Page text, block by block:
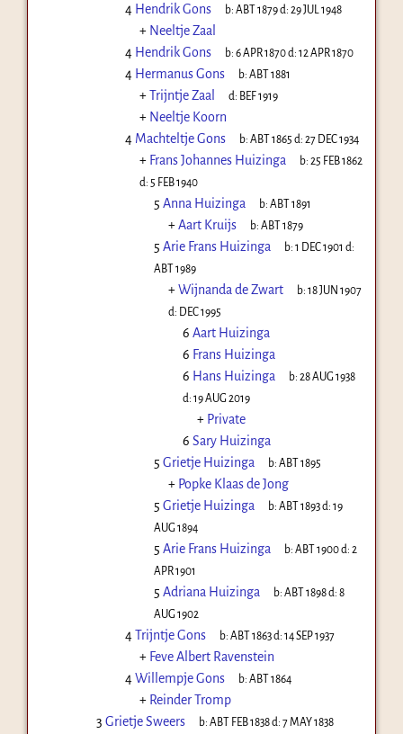
4 Hendrik Gons b:ABT 1879d:29 JUL 1948
+ Neeltje Zaal
4 Hendrik Gons b:6 APR 1870d:12 APR 1870
4 Hermanus Gons b:ABT 1881
+Trijntje Zaal d: BEF 1919
+ Neeltje Koorn
4 Machteltje Gons b:ABT 1865 d:27 DEC 1934
+ Frans Johannes Huizinga b:25 FEB 1862
d: 5 FEB 1940
5 Anna Huizinga b:ABT 1891
+Aart Kruijs b:ABT 1879
5 Arie Frans Huizinga b:1 DEC 1901 d:
ABT 1989
+Wijnanda de Zwart b:18 JUN 1907
d: DEC 1995
6 Aart Huizinga
6 Frans Huizinga
6 Hans Huizinga b:28 AUG 1938
d: 19 AUG 2019
+ Private
6 Sary Huizinga
5 Grietje Huizinga b:ABT 1895
+ Popke Klaas de Jong
5 Grietje Huizinga b:ABT 1893d:19
AUG 1894
5 Arie Frans Huizinga b:ABT 1900d:2
APR 1901
5 Adriana Huizinga b:ABT 1898d:8
AUG 1902
4Trijntje Gons b:ABT 1863d:14 SEP 1937
+ Feve Albert Ravenstein
4Willempje Gons b:ABT 1864
+ Reinder Tromp
3 Grietje Sweers b:ABT FEB 1838d:7 MAY 1838